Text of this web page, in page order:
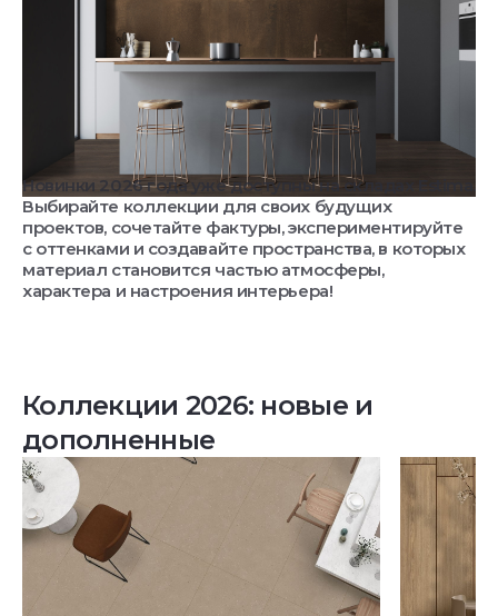
Новинки 2026 года уже доступны на складах Estima.
Выбирайте коллекции для своих будущих
проектов, сочетайте фактуры, экспериментируйте
с оттенками и создавайте пространства, в которых
материал становится частью атмосферы,
характера и настроения интерьера!
Коллекции 2026: новые и
дополненные